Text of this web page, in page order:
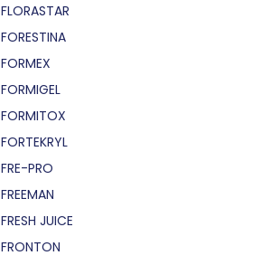
FLORASTAR
FORESTINA
FORMEX
FORMIGEL
FORMITOX
FORTEKRYL
FRE-PRO
FREEMAN
FRESH JUICE
FRONTON